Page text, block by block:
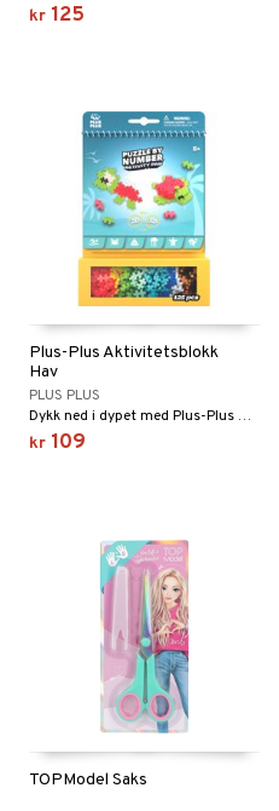
kr 125
Plus-Plus Aktivitetsblokk
Hav
PLUS PLUS
Dykk ned i dypet med Plus-Plus Oceanen Activity Pad!
kr 109
TOPModel Saks